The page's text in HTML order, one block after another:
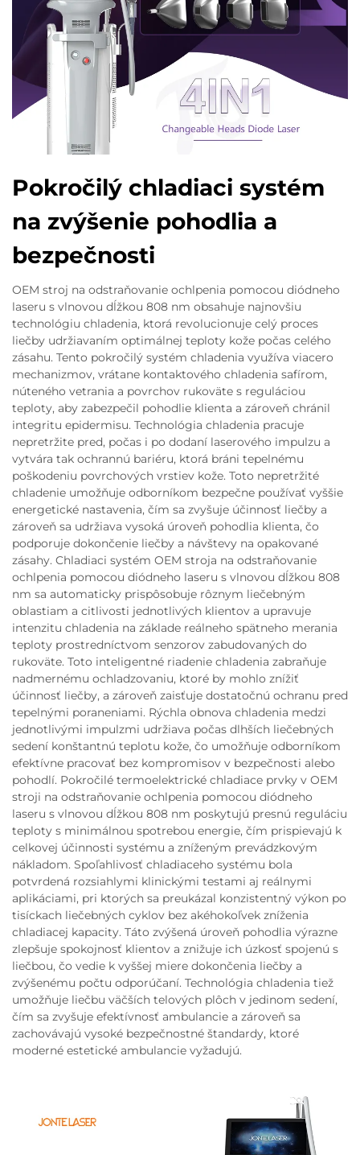
Pokročilý chladiaci systém
na zvýšenie pohodlia a
bezpečnosti
OEM stroj na odstraňovanie ochlpenia pomocou diódneho
laseru s vlnovou dĺžkou 808 nm obsahuje najnovšiu
technológiu chladenia, ktorá revolucionuje celý proces
liečby udržiavaním optimálnej teploty kože počas celého
zásahu. Tento pokročilý systém chladenia využíva viacero
mechanizmov, vrátane kontaktového chladenia safírom,
núteného vetrania a povrchov rukoväte s reguláciou
teploty, aby zabezpečil pohodlie klienta a zároveň chránil
integritu epidermisu. Technológia chladenia pracuje
nepretržite pred, počas i po dodaní laserového impulzu a
vytvára tak ochrannú bariéru, ktorá bráni tepelnému
poškodeniu povrchových vrstiev kože. Toto nepretržité
chladenie umožňuje odborníkom bezpečne používať vyššie
energetické nastavenia, čím sa zvyšuje účinnosť liečby a
zároveň sa udržiava vysoká úroveň pohodlia klienta, čo
podporuje dokončenie liečby a návštevy na opakované
zásahy. Chladiaci systém OEM stroja na odstraňovanie
ochlpenia pomocou diódneho laseru s vlnovou dĺžkou 808
nm sa automaticky prispôsobuje rôznym liečebným
oblastiam a citlivosti jednotlivých klientov a upravuje
intenzitu chladenia na základe reálneho spätneho merania
teploty prostredníctvom senzorov zabudovaných do
rukoväte. Toto inteligentné riadenie chladenia zabraňuje
nadmernému ochladzovaniu, ktoré by mohlo znížiť
účinnosť liečby, a zároveň zaisťuje dostatočnú ochranu pred
tepelnými poraneniami. Rýchla obnova chladenia medzi
jednotlivými impulzmi udržiava počas dlhších liečebných
sedení konštantnú teplotu kože, čo umožňuje odborníkom
efektívne pracovať bez kompromisov v bezpečnosti alebo
pohodlí. Pokročilé termoelektrické chladiace prvky v OEM
stroji na odstraňovanie ochlpenia pomocou diódneho
laseru s vlnovou dĺžkou 808 nm poskytujú presnú reguláciu
teploty s minimálnou spotrebou energie, čím prispievajú k
celkovej účinnosti systému a zníženým prevádzkovým
nákladom. Spoľahlivosť chladiaceho systému bola
potvrdená rozsiahlymi klinickými testami aj reálnymi
aplikáciami, pri ktorých sa preukázal konzistentný výkon po
tisíckach liečebných cyklov bez akéhokoľvek zníženia
chladiacej kapacity. Táto zvýšená úroveň pohodlia výrazne
zlepšuje spokojnosť klientov a znižuje ich úzkosť spojenú s
liečbou, čo vedie k vyššej miere dokončenia liečby a
zvýšenému počtu odporúčaní. Technológia chladenia tiež
umožňuje liečbu väčších telových plôch v jedinom sedení,
čím sa zvyšuje efektívnosť ambulancie a zároveň sa
zachovávajú vysoké bezpečnostné štandardy, ktoré
moderné estetické ambulancie vyžadujú.